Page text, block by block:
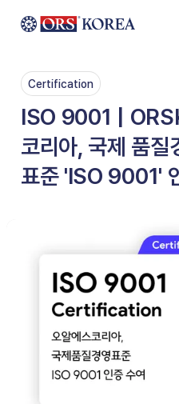
Certification
ISO 9001 |
코리아, 국제 품
표준 'ISO 9001'